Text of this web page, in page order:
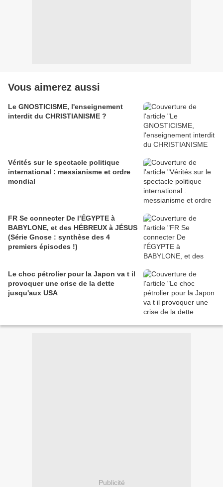
Vous aimerez aussi
Le GNOSTICISME, l'enseignement
interdit du CHRISTIANISME ?
Vérités sur le spectacle politique
international : messianisme et ordre
mondial
FR Se connecter De l’ÉGYPTE à
BABYLONE, et des HÉBREUX à JÉSUS
(Série Gnose : synthèse des 4
premiers épisodes !)
Le choc pétrolier pour la Japon va t il
provoquer une crise de la dette
jusqu'aux USA
Publicité